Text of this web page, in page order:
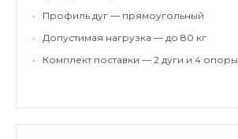
•
Профиль дуг — прямоугольный
•
Допустимая нагрузка — до 80 кг
•
Комплект поставки — 2 дуги и 4 опоры